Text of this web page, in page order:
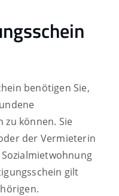
benötigen Sie,
zu können. Sie
der Vermieterin
gilt